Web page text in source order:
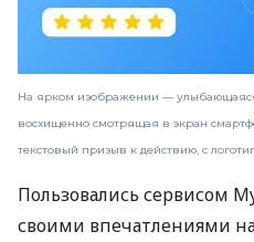
На ярком изображении —
восхищенно смотрящая в экран
текстовый призыв к действию, с
Пользовались сервисом
своими впечатлениями